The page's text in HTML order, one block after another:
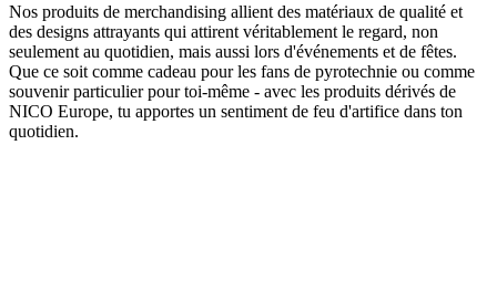
Nos produits de merchandising allient des matériaux de qualité et
des designs attrayants qui attirent véritablement le regard, non
seulement au quotidien, mais aussi lors d'événements et de fêtes.
Que ce soit comme cadeau pour les fans de pyrotechnie ou comme
souvenir particulier pour toi-même - avec les produits dérivés de
NICO Europe, tu apportes un sentiment de feu d'artifice dans ton
quotidien.